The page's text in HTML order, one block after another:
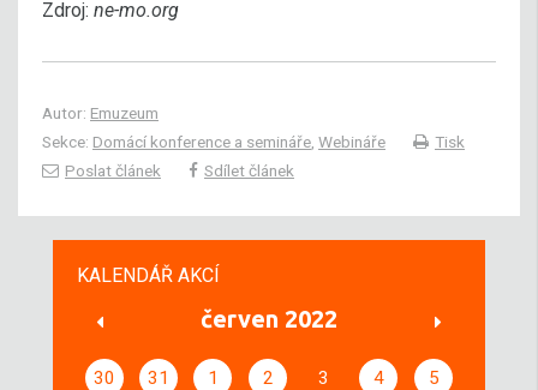
Zdroj: ne-mo.org
Autor: Emuzeum
Sekce: Domácí konference a semináře Webináře
Tisk
Poslat článek
Sdílet článek
KALENDÁŘ AKCÍ
červen 2022
30 31 1 2 3 4
5